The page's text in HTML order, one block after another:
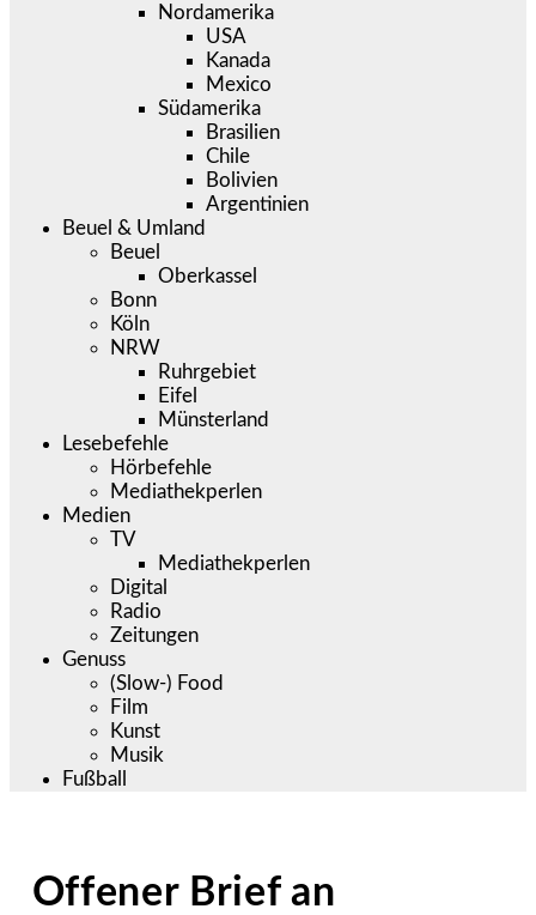
Nordamerika
USA
Kanada
Mexico
Südamerika
Brasilien
Chile
Bolivien
Argentinien
Beuel & Umland
Beuel
Oberkassel
Bonn
Köln
NRW
Ruhrgebiet
Eifel
Münsterland
Lesebefehle
Hörbefehle
Mediathekperlen
Medien
TV
Mediathekperlen
Digital
Radio
Zeitungen
Genuss
(Slow-) Food
Film
Kunst
Musik
Fußball
Offener Brief an